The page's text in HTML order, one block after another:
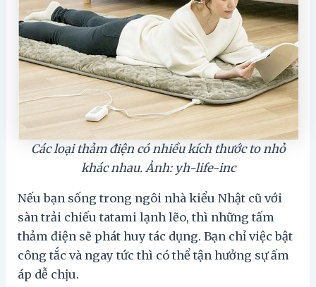
Các loại thảm điện có nhiều kích thước to nhỏ
khác nhau. Ảnh: yh-life-inc
Nếu bạn sống trong ngôi nhà kiểu Nhật cũ với
sàn trải chiếu tatami lạnh lẽo, thì những tấm
thảm điện sẽ phát huy tác dụng. Bạn chỉ việc bật
công tắc và ngay tức thì có thể tận hưởng sự ấm
áp dễ chịu.